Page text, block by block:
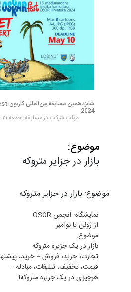
2024
مهلت شرکت در مسابقه: جمعه ۲۱ اردیبهشت ۱۴۰۳
موضوع:
بازار در جزایر متروکه
موضوع: بازار در جزایر متروکه
نمایشگاه: انجمن OSOR
از ژوئن تا نوامبر
موضوع:
بازار در یک جزیره متروکه
تجارت، خرید، فروش – خرید،
قیمت، تخفیف، تبلیغات، مبادله…
هرچیزی در یک جزیره متروکه!